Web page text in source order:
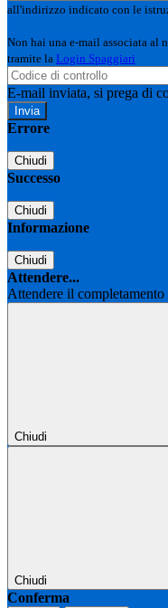
all'indirizzo indicato con le
Non hai una e-mail associata al
tramite la Login Spaggiari
E-mail inviata, si prega di
Errore
Chiudi
Successo
Chiudi
Informazione
Chiudi
Attendere...
Attendere il
Chiudi
Chiudi
Conferma